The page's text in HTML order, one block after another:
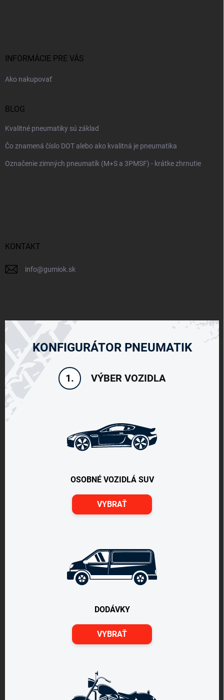
INFORMÁCIE PRE VÁS
Ako nakupovať
BLOG
Kvalitné pneumatiky sú základ
Čo znamená číslo DOT alebo ako kvalitná je pneumatika
Označenie zimných pneumatík (M+S a 3PMSF) - krátke zhrnutie
KONTAKT
info@gumiok.sk
KONFIGURÁTOR PNEUMATIK
1. VÝBER VOZIDLA
OSOBNÉ VOZIDLÁ SUV
VYBRAŤ
DODÁVKY
VYBRAŤ